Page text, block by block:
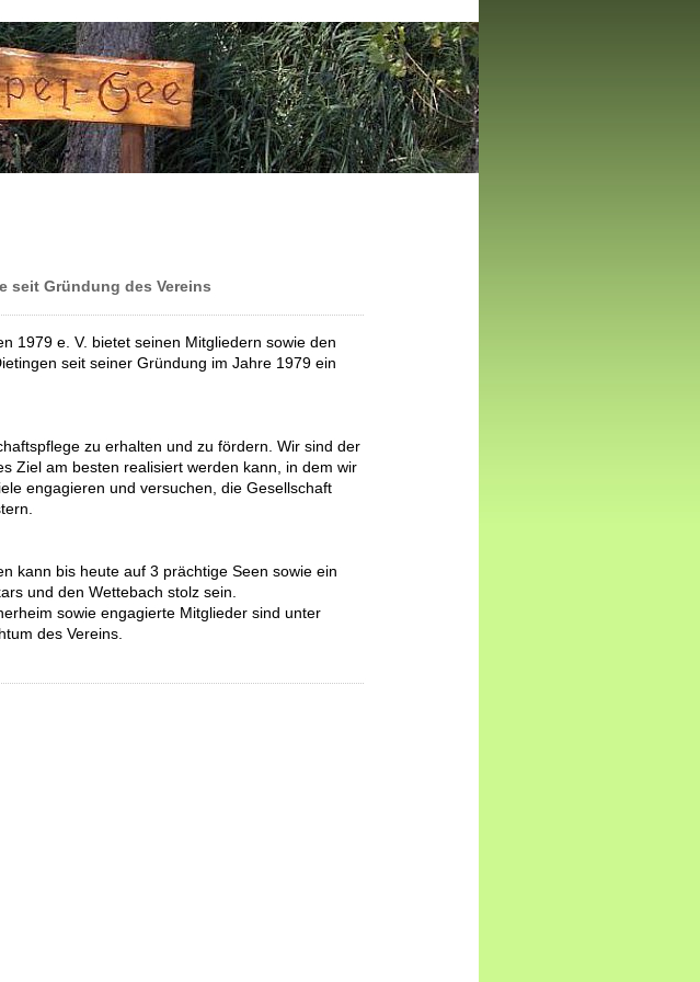
seit Gründung des Vereins
1979 e. V. bietet seinen Mitgliedern sowie den
seit seiner Gründung im Jahre 1979 ein
zu erhalten und zu fördern. Wir sind der
Ziel am besten realisiert werden kann, in dem wir
engagieren und versuchen, die Gesellschaft
kann bis heute auf 3 prächtige Seen sowie ein
und den Wettebach stolz sein.
sowie engagierte Mitglieder sind unter
des Vereins.